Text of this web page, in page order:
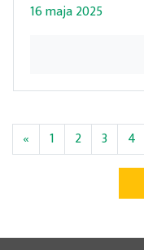
16 maja 2025
« 1 2 3 4